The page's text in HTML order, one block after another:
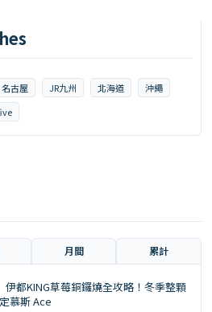
名古屋 JR九州 北海道
沖繩
月間 累計
伊都KING草莓銅鑼燒全攻略！冬季整顆
慕斯 Ace